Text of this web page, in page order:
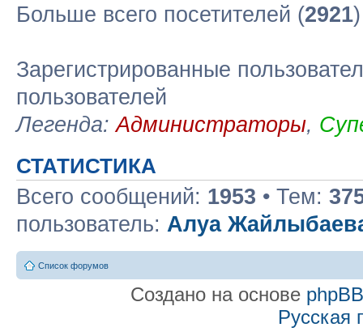
Больше всего посетителей (2921
Зарегистрированные
пользователей
Легенда:Администраторы,
СТАТИСТИКА
Всего сообщений: 1953 • Тем:
пользователь: Алуа
Список форумов
Создано на основе phpBB
Русская